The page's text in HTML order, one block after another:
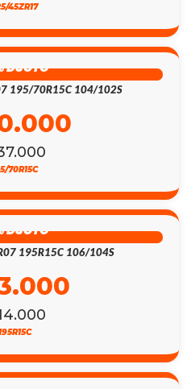
45ZR17
DSCTO
195/70R15C 104/102S
70R15C
DSCTO
195R15C 106/104S